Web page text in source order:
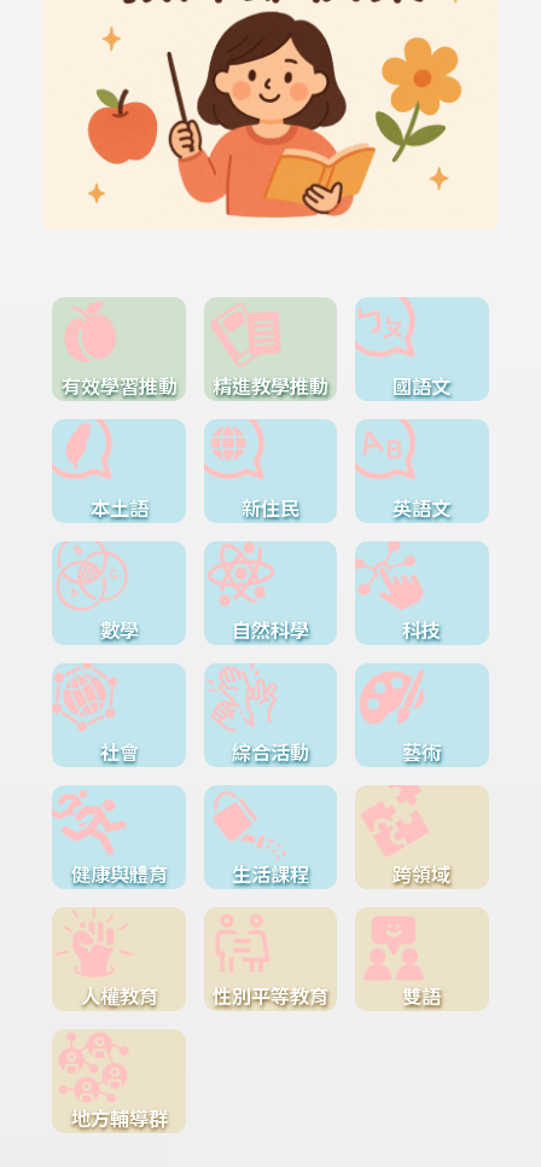
有效學習推動 精進教學推動 國語文
本土語 新住民 英語文
數學 自然科學 科技
社會 綜合活動 藝術
健康與體育 生活課程 跨領域
人權教育 性別平等教育 雙語
地方輔導群